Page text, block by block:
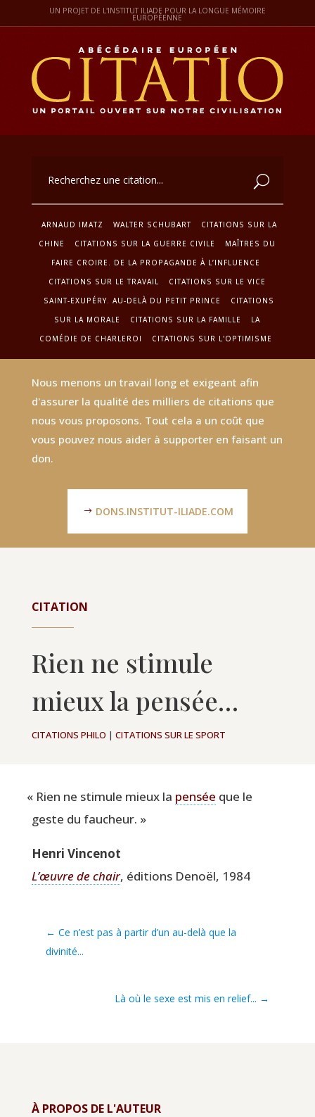
UN PROJET DE L'INSTITUT ILIADE POUR LA LONGUE MÉMOIRE
EUROPÉENNE
ARNAUD IMATZ WALTER SCHUBART
CITATIONS SUR LA
CHINE
CITATIONS SUR LA GUERRE CIVILE
MAÎTRES DU
FAIRE CROIRE. DE LA PROPAGANDE À L’INFLUENCE
CITATIONS SUR LE TRAVAIL
CITATIONS SUR LE VICE
SAINT-EXUPÉRY. AU-DELÀ DU PETIT PRINCE
CITATIONS
SUR LA MORALE
CITATIONS SUR LA FAMILLE
LA
COMÉDIE DE CHARLEROI
CITATIONS SUR L'OPTIMISME
Nous menons un travail long et exigeant afin
d'assurer la qualité des milliers de citations que
nous vous proposons. Tout cela a un coût que
vous pouvez nous aider à supporter en faisant un
don.
DONS.INSTITUT-ILIADE.COM
CITATION
Rien ne stimule
mieux la pensée…
CITATIONS PHILO | CITATIONS SUR LE SPORT
« Rien ne sti­mule mieux la pen­sée que le
geste du faucheur. »
Hen­ri Vincenot
L’œuvre de chair, édi­tions Denoël, 1984
← Ce n’est pas à partir d’un au-delà que la
divinité...
Là où le sexe est mis en relief... →
À PROPOS DE L'AUTEUR